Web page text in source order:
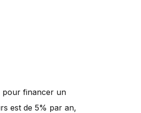
pour financer un
est de 5% par an,